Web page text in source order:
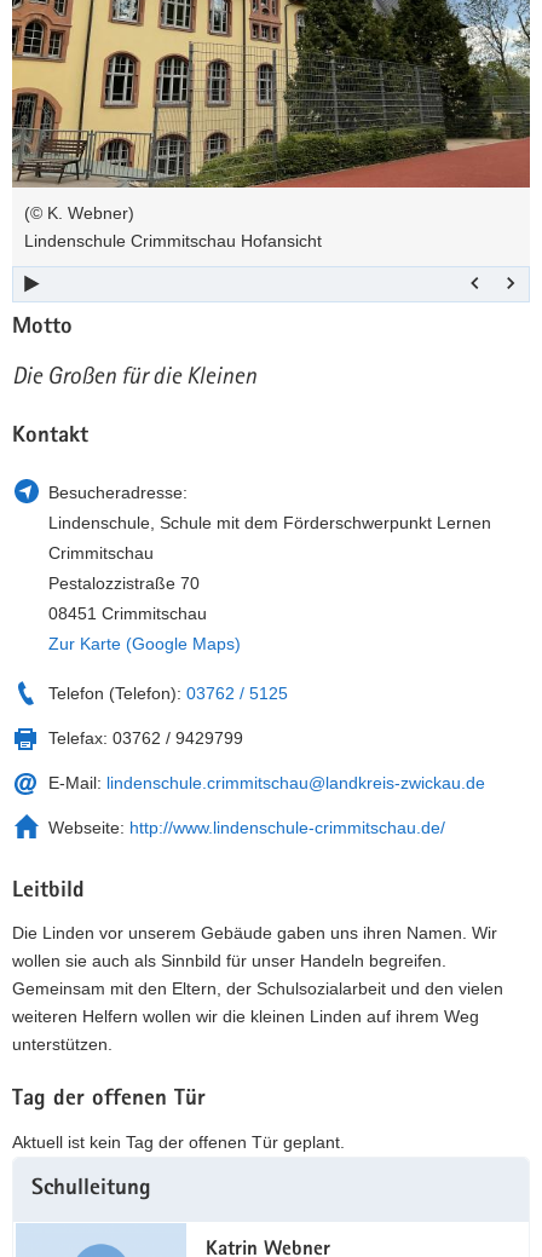
a
v
g
a
t
i
o
n
n
(© K. Webner)
Lindenschule Crimmitschau Hofansicht
Motto
Die Großen für die Kleinen
Kontakt
Besucheradresse:
Lindenschule, Schule mit dem Förderschwerpunkt Lernen
Crimmitschau
Pestalozzistraße 70
08451 Crimmitschau
Zur Karte (Google Maps)
Telefon (Telefon): 03762 / 5125
Telefax: 03762 / 9429799
E-Mail: lindenschule.crimmitschau@landkreis-zwickau.de
Webseite: http://www.lindenschule-crimmitschau.de/
Leitbild
Die Linden vor unserem Gebäude gaben uns ihren Namen. Wir
wollen sie auch als Sinnbild für unser Handeln begreifen.
Gemeinsam mit den Eltern, der Schulsozialarbeit und den vielen
weiteren Helfern wollen wir die kleinen Linden auf ihrem Weg
unterstützen.
Tag der offenen Tür
Aktuell ist kein Tag der offenen Tür geplant.
Information
Schulleitung
Katrin Webner